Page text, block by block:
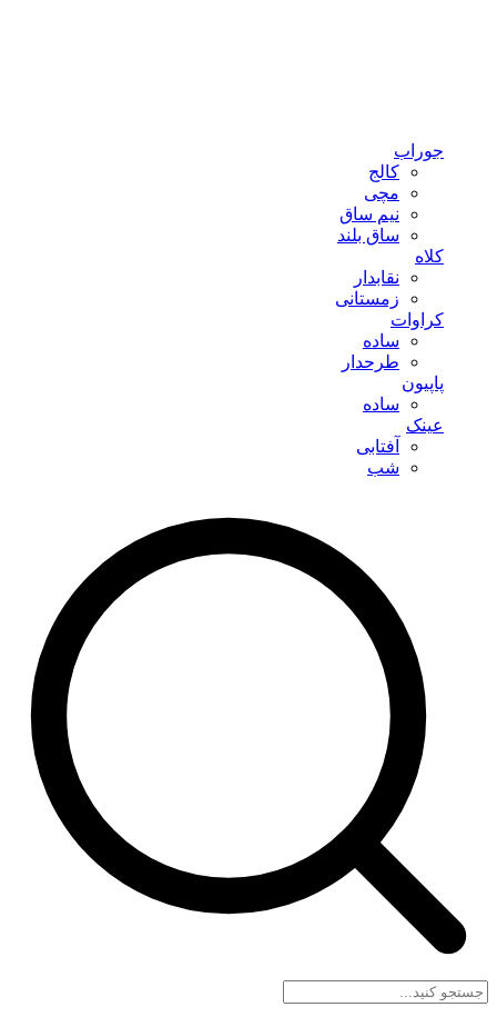
جوراب
کالج
مچی
نیم ساق
ساق بلند
کلاه
نقابدار
زمستانی
کراوات
ساده
طرحدار
پاپیون
ساده
عینک
آفتابی
شب